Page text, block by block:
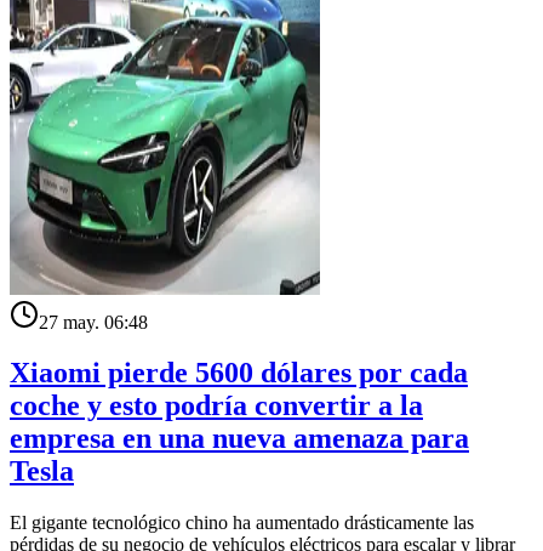
27 may. 06:48
Xiaomi pierde 5600 dólares por cada
coche y esto podría convertir a la
empresa en una nueva amenaza para
Tesla
El gigante tecnológico chino ha aumentado drásticamente las
pérdidas de su negocio de vehículos eléctricos para escalar y librar